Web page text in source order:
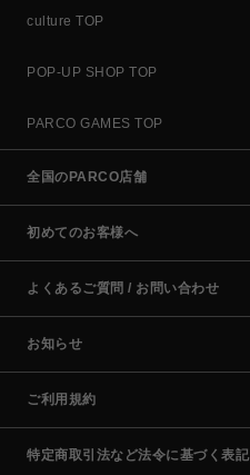
culture TOP
POP-UP SHOP TOP
PARCO GAMES TOP
全国のPARCO店舗
初めてのお客様へ
よくあるご質問 / お問い合わせ
お知らせ
ご利用規約
特定商取引法など法令に基づく表記